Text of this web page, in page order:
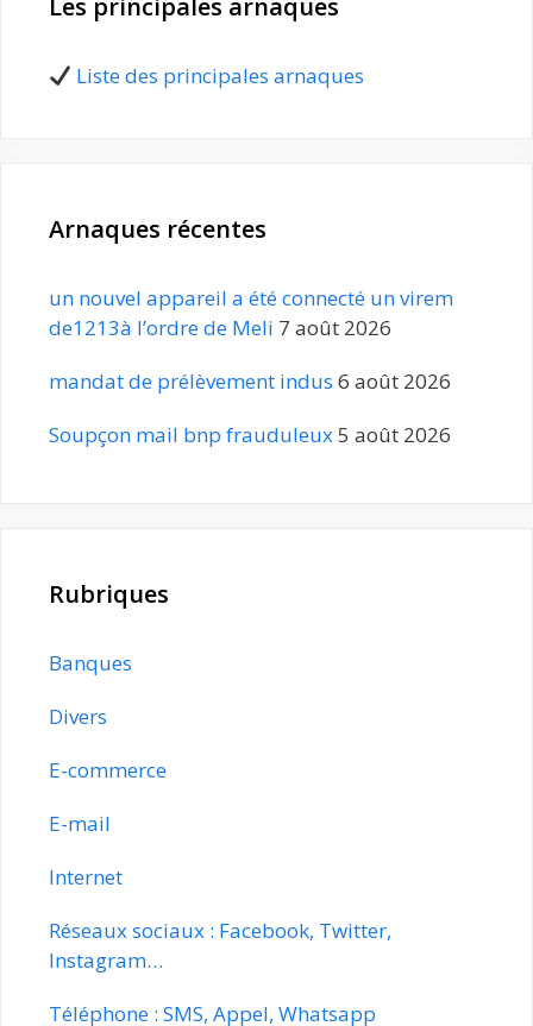
Les principales arnaques
Liste des principales arnaques
Arnaques récentes
un nouvel appareil a été connecté un virem
de1213à l’ordre de Meli 7 août 2026
mandat de prélèvement indus 6 août 2026
Soupçon mail bnp frauduleux5 août 2026
Rubriques
Banques
Divers
E-commerce
E-mail
Internet
Réseaux sociaux : Facebook, Twitter,
Instagram…
Téléphone : SMS, Appel, Whatsapp